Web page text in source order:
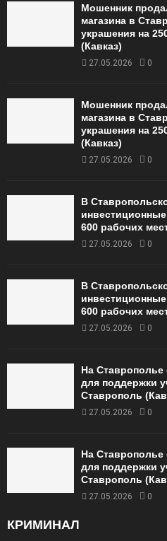
Мошенник
магазина в
украшения на
(Кавказ)
27.05.2026 0
Мошенник
магазина в
украшения на
(Кавказ)
27.05.2026 0
В
600 рабочих
27.05.2026 0
В
600 рабочих
27.05.2026 0
На
для поддержки
Ставрополь
27.05.2026 0
На
для поддержки
Ставрополь
27.05.2026 0
КРИМИНАЛ